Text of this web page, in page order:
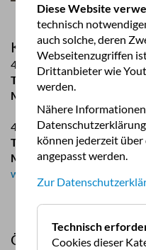
Kontakt:
4663 Lindach/Laakirchen,
Tel:
0664 609 494 03
Mail:
lindach@humer.com
4623 Gunskirchen bei
Tel:
07246 74 01
Mail:
www.humer.com
ÖCC Mitglieder
Diese Website
technisch
auch solche, deren
Webseitenzugriffen
Drittanbieter wie
werden.
Nähere
können jederzeit
angepasst werden.
Zur
Technisch
Cookies dieser